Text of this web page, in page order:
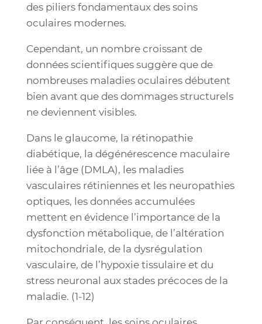
des piliers fondamentaux des soins
oculaires modernes.
Cependant, un nombre croissant de
données scientifiques suggère que de
nombreuses maladies oculaires débutent
bien avant que des dommages structurels
ne deviennent visibles.
Dans le glaucome, la rétinopathie
diabétique, la dégénérescence maculaire
liée à l’âge (DMLA), les maladies
vasculaires rétiniennes et les neuropathies
optiques, les données accumulées
mettent en évidence l’importance de la
dysfonction métabolique, de l’altération
mitochondriale, de la dysrégulation
vasculaire, de l’hypoxie tissulaire et du
stress neuronal aux stades précoces de la
maladie. (1-12)